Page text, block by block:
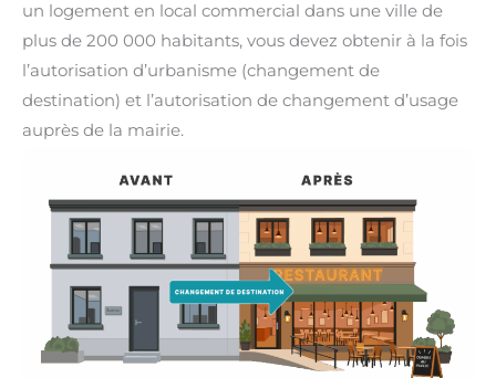
un logement en local commercial dans une ville de
plus de 200 000 habitants, vous devez obtenir à la fois
l’autorisation d’urbanisme (changement de
destination) et l’autorisation de changement d’usage
auprès de la mairie.